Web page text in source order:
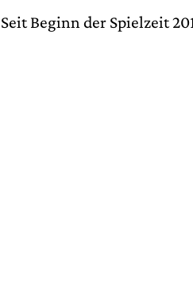
Seit Beginn der Spielzeit